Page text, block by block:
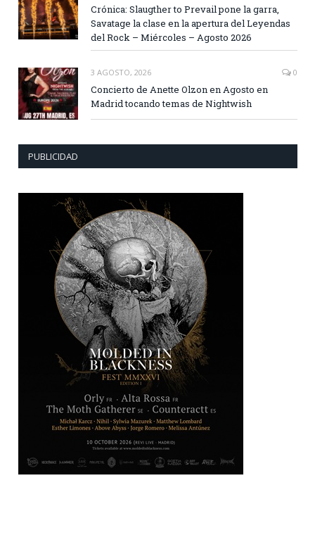
Crónica: Slaugther to Prevail pone la garra,
Savatage la clase en la apertura del Leyendas
del Rock – Miércoles – Agosto 2026
3 AGOSTO, 2026 0
Concierto de Anette Olzon en Agosto en
Madrid tocando temas de Nightwish
PUBLICIDAD